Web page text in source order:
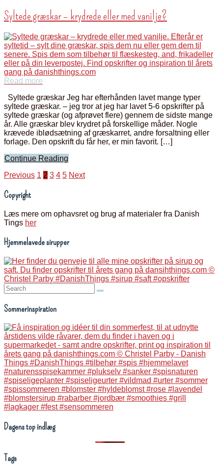
Syltede græskar – krydrede eller med vanilje?
Read more
Syltede græskar Jeg har efterhånden lavet mange typer
syltede græskar. – jeg tror at jeg har lavet 5-6 opskrifter på
syltede græskar (og afprøvet flere) gennem de sidste mange
år. Alle græskar blev krydret på forskellige måder. Nogle
krævede iblødsætning af græskarret, andre forsaltning eller
forlage. Den opskrift du får her, er min favorit. […]
Continue Reading
Indlægsinddeling
Previous 1 2 3 4 5 Next
Copyright
Læs mere om ophavsret og brug af materialer fra Danish
Tings her
Hjemmelavede sirupper
Search:
Sommerinspiration
Dagens top indlæg
Tags